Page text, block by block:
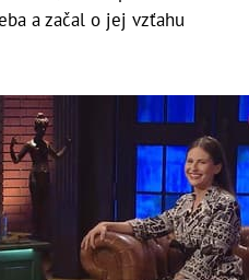
a začal o jej vzťahu